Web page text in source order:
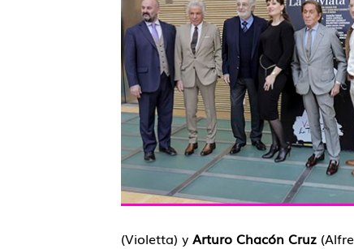
(Violetta) yArturo Chacón Cruz